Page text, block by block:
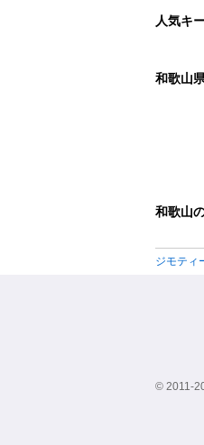
人気キ
和歌山
和歌山
ジモティ
© 2011-